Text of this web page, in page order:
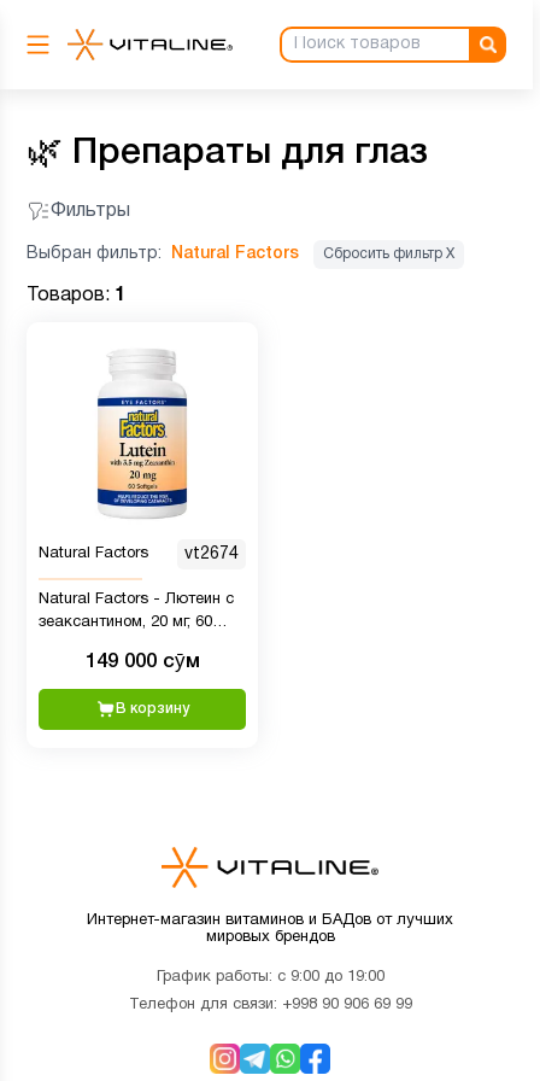
🌿 Препараты для глаз
Фильтры
Выбран фильтр: Natural Factors Сбросить фильтр Х
Товаров: 1
Natural Factors vt2674
Natural Factors - Лютеин с
зеаксантином, 20 мг, 60
149 000 сӯм
В корзину
Интернет-магазин витаминов и БАДов от лучших
мировых брендов
График работы: с 9:00 до 19:00
Телефон для связи: +998 90 906 69 99